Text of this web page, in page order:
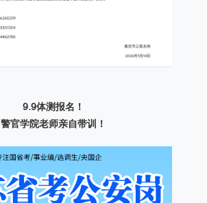
9.9体测报名！
警官学院老师亲自带训！